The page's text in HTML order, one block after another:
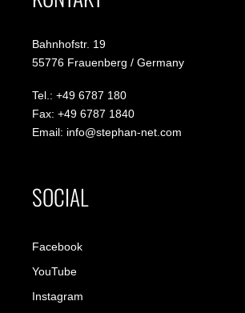
Bahnhofstr. 19
55776 Frauenberg / Germany
Tel.: +49 6787 180
Fax: +49 6787 1840
Email: info@stephan-net.com
SOCIAL
Facebook
YouTube
Instagram